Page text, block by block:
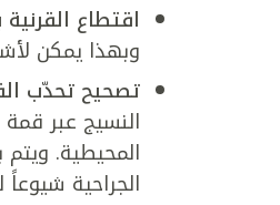
اقتطاع
وبهذا يمكن
تصحيح تحدّب
النسيج عبر قمة
المحيطية. ويتم
الجراحية